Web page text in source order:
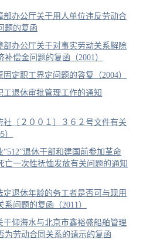
部办公厅关于用人单位违反劳动合
题的复函
部办公厅关于对事实劳动关系解除
偿金问题的复函（2001）
定职工界定问题的答复（2004）
工退休审批管理工作的通知
社〔２００１〕３６２号文件有关
退休干部和建国前参加革命
亡一次性抚恤发放有关问题的通知
定退休年龄的务工者是否可与现用
问题的复函（2011）
于仰海水与北京市鑫裕盛船舶管理
为劳动合同关系的请示的复函